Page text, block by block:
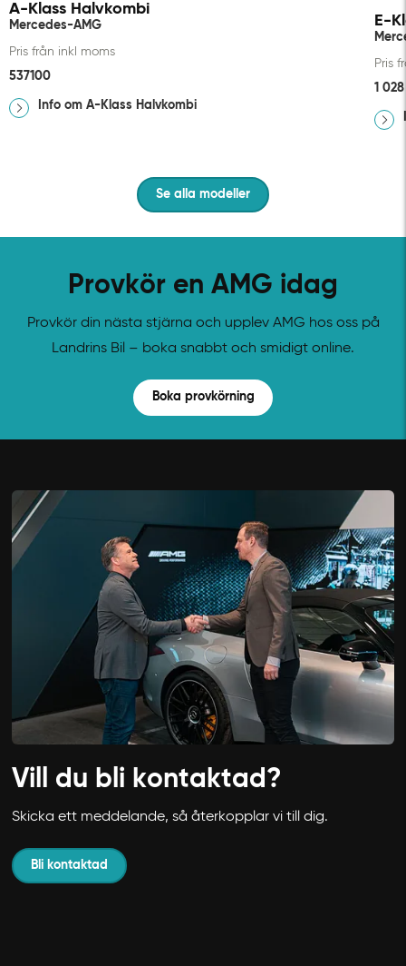
A-Klass Halvkombi
Mercedes-AMG
Pris från inkl moms
537100
Info om A-Klass Halvkombi
E-
Pris
1
Se alla modeller
Provkör en AMG idag
Provkör din nästa stjärna och upplev AMG hos oss på
Landrins Bil – boka snabbt och smidigt online.
Boka provkörning
Vill du bli kontaktad?
Skicka ett meddelande, så återkopplar vi till dig.
Bli kontaktad